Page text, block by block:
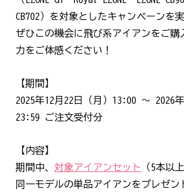
CB702）を対象としたキャンペーンを
ぜひこの機会に飛び系アイアンをご購
力をご体感ください！
【期間】
2025年12月22日（月）13:00 ～ 2026年
23:59 ご注文受付分
【内容】
期間中、対象アイアンセット
（5本以
同一モデルの単品アイアンをプレゼン